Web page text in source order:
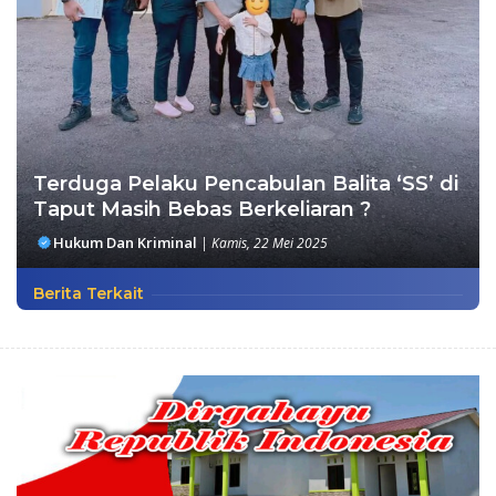
Terduga Pelaku Pencabulan Balita ‘SS’ di
Taput Masih Bebas Berkeliaran ?
Hukum Dan Kriminal | Kamis, 22 Mei 2025
Berita Terkait